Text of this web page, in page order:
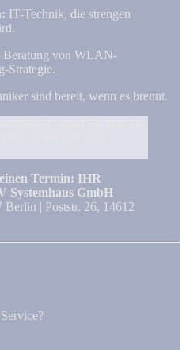
IT-Technik, die strengen
Beratung von WLAN-
Strategie.
sind bereit, wenn es brennt.
Termin: IHR
Systemhaus GmbH
Berlin | Poststr. 26, 14612